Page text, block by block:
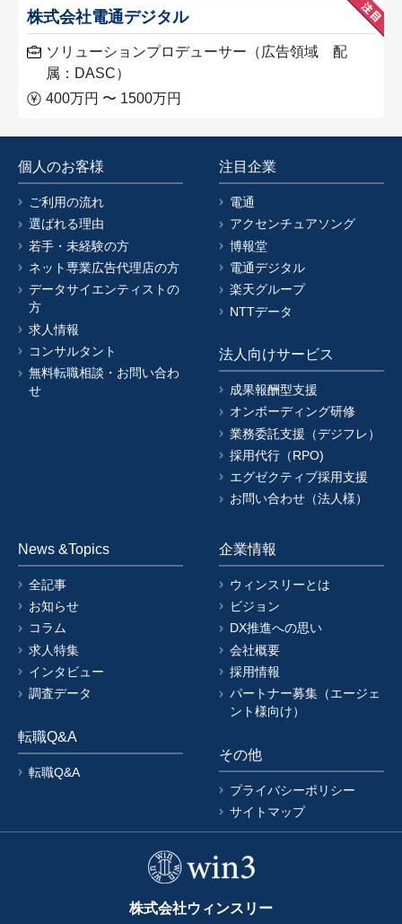
株式会社電通デジタル
ソリューションプロデューサー（広告領域 配
属：DASC）
400万円 〜 1500万円
個人のお客様
ご利用の流れ
選ばれる理由
若手・未経験の方
ネット専業広告代理店の方
データサイエンティストの
方
求人情報
コンサルタント
無料転職相談・お問い合わ
せ
注目企業
電通
アクセンチュアソング
博報堂
電通デジタル
楽天グループ
NTTデータ
法人向けサービス
成果報酬型支援
オンボーディング研修
業務委託支援（デジフレ）
採用代行（RPO)
エグゼクティブ採用支援
お問い合わせ（法人様）
News &Topics
全記事
お知らせ
コラム
求人特集
インタビュー
調査データ
転職Q&A
転職Q&A
企業情報
ウィンスリーとは
ビジョン
DX推進への思い
会社概要
採用情報
パートナー募集（エージェ
ント様向け）
その他
プライバシーポリシー
サイトマップ
株式会社ウィンスリー